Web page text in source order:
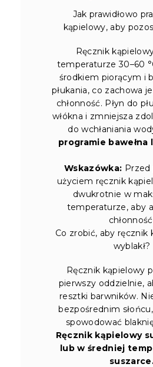
Jak prawidłowo
kąpielowy, aby
Ręcznik
temperaturze 30–60
środkiem piorącym i
płukania, co zachowa
chłonność. Płyn do
włókna i zmniejsza
do wchłaniania
programie bawełna
Wskazówka: Przed
użyciem ręcznik
dwukrotnie w
temperaturze, aby
Co zrobić, aby ręcznik
wyblakł?
Ręcznik kąpielowy
pierwszy oddzielnie,
resztki barwników.
bezpośrednim
spowodować
Ręcznik kąpielowy
lub w średniej